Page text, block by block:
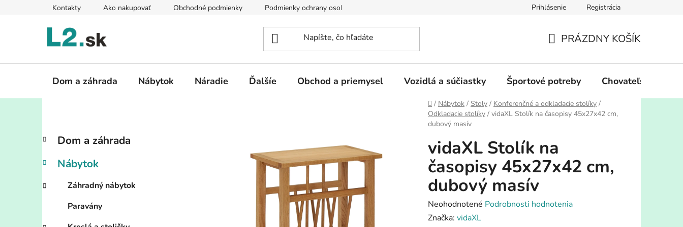
Kontakty Ako nakupovať Obchodné podmienky Podmienky ochrany osobných údajov Prihlásenie Registrácia
KOŠÍK
PRÁZDNY KOŠÍK
Dom a záhrada Nábytok Náradie Ďalšíe Obchod a priemysel Vozidlá a súčiastky Športové potreby Chovateľské
Domov
/ Nábytok / Stoly / Konferenčné a odkladacie stolíky /
Odkladacie stolíky / vidaXL Stolík na časopisy 45x27x42 cm,
dubový masív
B
č
ý
Preskočiť
kategórie
K
a
e
ó
e
Dom a záhrada
Nábytok
Záhradný nábytok
Paravány
vidaXL Stolík na
časopisy 45x27x42 cm,
dubový masív
Priemerné
hodnotenie
Neohodnotené Podrobnosti hodnotenia
Značka: vidaXL